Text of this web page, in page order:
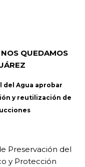
QUEDAMOS
del Agua aprobar
y reutilización de
Preservación del
y Protección